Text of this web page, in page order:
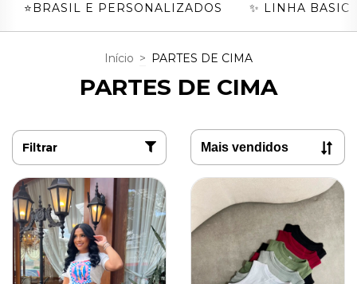
⭐️BRASIL E PERSONALIZADOS ✨ LINHA BASIC
Início > PARTES DE CIMA
PARTES DE CIMA
Filtrar